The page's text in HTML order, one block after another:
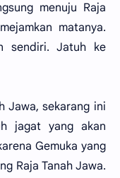
menuju Raja
matanya.
sendiri. Jatuh ke
Jawa, sekarang ini
jagat yang akan
Gemuka yang
Raja Tanah Jawa.